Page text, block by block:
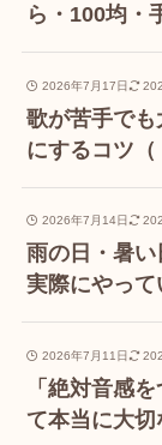
ら・100均・
2026年7月17日
歌が苦手で
にするコツ（
2026年7月14日
雨の日・暑
実際にやっ
2026年7月11日
「絶対音感
て本当に大